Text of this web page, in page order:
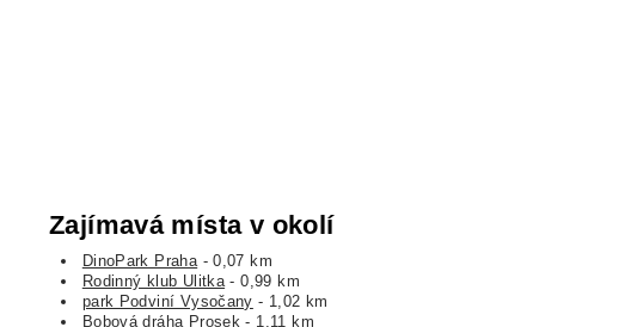
Zajímavá místa v okolí
DinoPark Praha- 0,07 km
Rodinný klub Ulitka- 0,99 km
park Podviní Vysočany - 1,02 km
Bobová dráha Prosek - 1,11 km